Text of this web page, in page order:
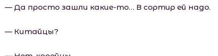
— Да просто зашли какие-то… В сортир ей надо.
— Китайцы?